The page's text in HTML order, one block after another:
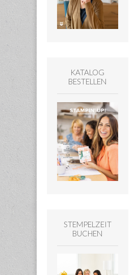
KATALOG
BESTELLEN
STEMPELZEIT
BUCHEN